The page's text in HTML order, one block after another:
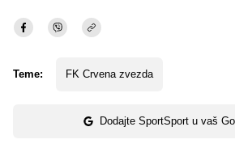
Teme: FK Crvena zvezda
Dodajte SportSport u vaš